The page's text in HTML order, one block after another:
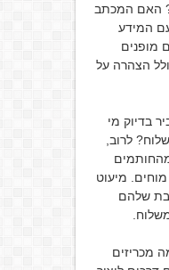
האם המכתב
המידע
מופנים
הצהרה על
בדיוק מי
לרוב,
מיעוט
שלהם
מכריזים